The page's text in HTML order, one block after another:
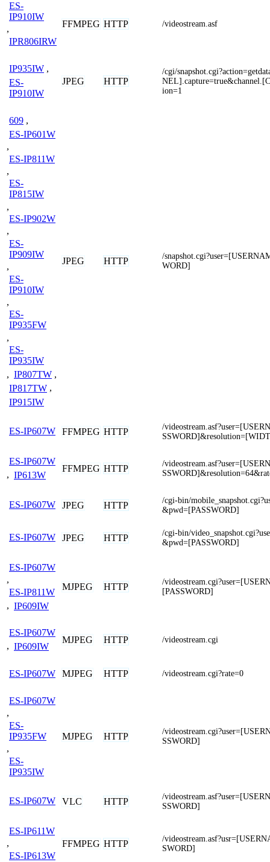
ES-
IP910IW
,
IPR806IRW
FFMPEG HTTP /videostream.asf
IP935IW ,
ES-
IP910IW
JPEG HTTP
/cgi/
ion=1
609 ,
ES-IP601W
,
ES-IP811W
,
ES-
IP815IW
,
ES-IP902W
,
ES-
IP909IW
,
ES-
IP910IW
,
ES-
IP935FW
,
ES-
IP935IW
, IP807TW ,
IP817TW ,
IP915IW
JPEG HTTP
/
WORD]
ES-IP607W FFMPEG HTTP
/
ES-IP607W
, IP613W
FFMPEG HTTP
/
ES-IP607W JPEG HTTP
/cgi-bin/
&pwd=[PASSWORD]
ES-IP607W JPEG HTTP
/cgi-bin/
&pwd=[PASSWORD]
ES-IP607W
,
ES-IP811W
, IP609IW
MJPEG HTTP
/
[PASSWORD]
ES-IP607W
, IP609IW
MJPEG HTTP /videostream.cgi
ES-IP607W MJPEG HTTP /videostream.cgi?rate=0
ES-IP607W
,
ES-
IP935FW
,
ES-
IP935IW
MJPEG HTTP
/
SSWORD]
ES-IP607W VLC HTTP
/
SSWORD]
ES-IP611W
,
ES-IP613W
FFMPEG HTTP
/
SWORD]